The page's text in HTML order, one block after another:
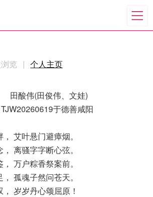
览 | 个人主页
酸伟(田俊伟、文娃)
于德善咸阳
艾叶悬门避瘴烟。
离骚字字断心弦。
万户粽香祭案前。
孤魂子然问苍天。
岁岁丹心颂屈原！